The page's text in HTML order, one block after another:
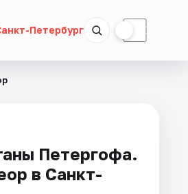
Петербург ☾
Петергофа.
в Санкт-